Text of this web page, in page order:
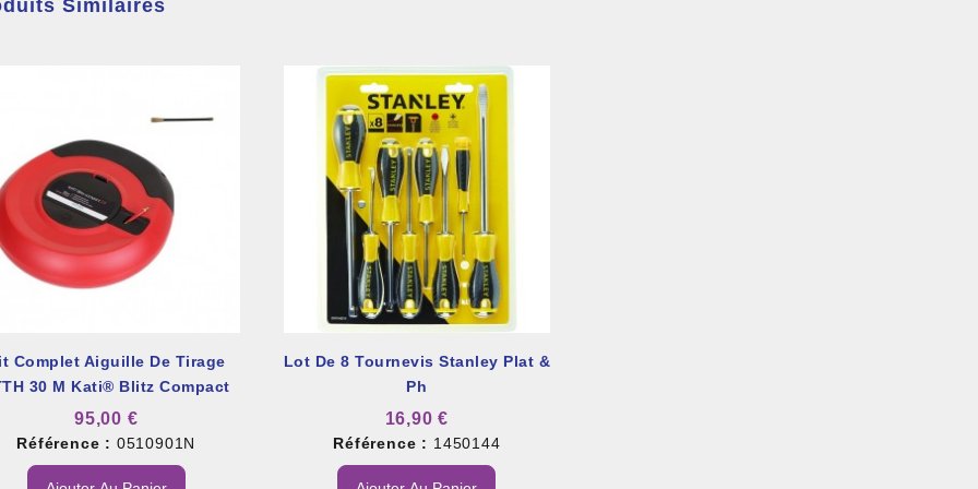
Similaires
Complet Aiguille De Tirage
30 M Kati® Blitz Compact
2.0
95,00 €
Référence : 0510901N
Lot De 8 Tournevis Stanley Plat &
Ph
16,90 €
Référence : 1450144